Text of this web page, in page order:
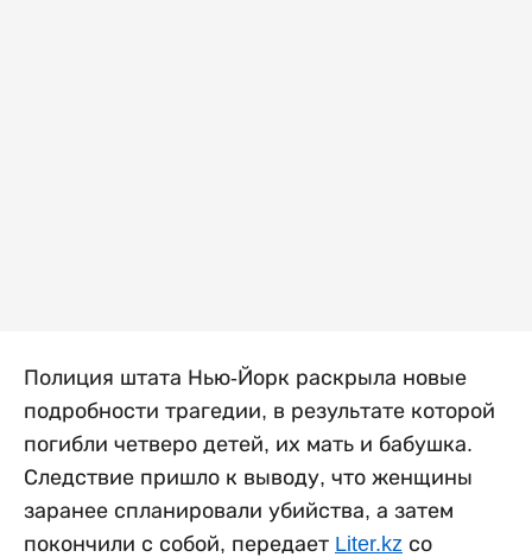
Полиция штата Нью-Йорк раскрыла новые
подробности трагедии, в результате которой
погибли четверо детей, их мать и бабушка.
Следствие пришло к выводу, что женщины
заранее спланировали убийства, а затем
покончили с собой, передает Liter.kz со